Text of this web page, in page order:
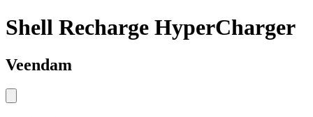
Shell Recharge HyperCharger
Veendam